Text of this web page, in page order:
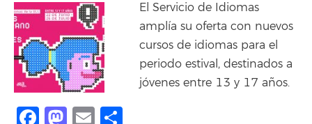
El Servicio de Idiomas
amplía su oferta con nuevos
cursos de idiomas para el
periodo estival, destinados a
jóvenes entre 13 y 17 años.
Facebook
Mastodon
Email